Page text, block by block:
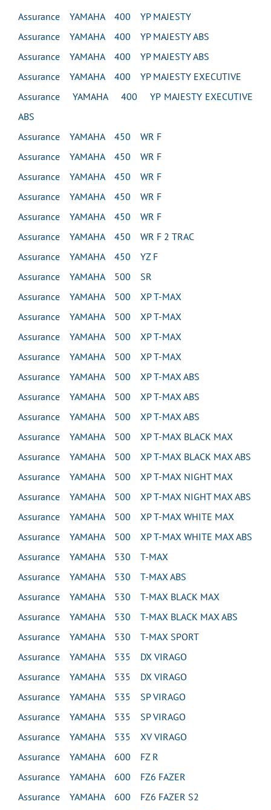
Assurance YAMAHA 400 YP MAJESTY
Assurance YAMAHA 400 YP MAJESTY ABS
Assurance YAMAHA 400 YP MAJESTY ABS
Assurance YAMAHA 400 YP MAJESTY EXECUTIVE
Assurance YAMAHA 400 YP MAJESTY EXECUTIVE
ABS
Assurance YAMAHA 450 WR F
Assurance YAMAHA 450 WR F
Assurance YAMAHA 450 WR F
Assurance YAMAHA 450 WR F
Assurance YAMAHA 450 WR F
Assurance YAMAHA 450 WR F 2 TRAC
Assurance YAMAHA 450 YZ F
Assurance YAMAHA 500 SR
Assurance YAMAHA 500 XP T-MAX
Assurance YAMAHA 500 XP T-MAX
Assurance YAMAHA 500 XP T-MAX
Assurance YAMAHA 500 XP T-MAX
Assurance YAMAHA 500 XP T-MAX ABS
Assurance YAMAHA 500 XP T-MAX ABS
Assurance YAMAHA 500 XP T-MAX ABS
Assurance YAMAHA 500 XP T-MAX BLACK MAX
Assurance YAMAHA 500 XP T-MAX BLACK MAX ABS
Assurance YAMAHA 500 XP T-MAX NIGHT MAX
Assurance YAMAHA 500 XP T-MAX NIGHT MAX ABS
Assurance YAMAHA 500 XP T-MAX WHITE MAX
Assurance YAMAHA 500 XP T-MAX WHITE MAX ABS
Assurance YAMAHA 530 T-MAX
Assurance YAMAHA 530 T-MAX ABS
Assurance YAMAHA 530 T-MAX BLACK MAX
Assurance YAMAHA 530 T-MAX BLACK MAX ABS
Assurance YAMAHA 530 T-MAX SPORT
Assurance YAMAHA 535 DX VIRAGO
Assurance YAMAHA 535 DX VIRAGO
Assurance YAMAHA 535 SP VIRAGO
Assurance YAMAHA 535 SP VIRAGO
Assurance YAMAHA 535 XV VIRAGO
Assurance YAMAHA 600 FZ R
Assurance YAMAHA 600 FZ6 FAZER
Assurance YAMAHA 600 FZ6 FAZER S2